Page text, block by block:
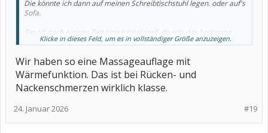
Die könnte ich dann auf meinen Schreibtischstuhl legen. oder auf's
Sofa.
Bin oft nach einiger Zeit sitzen total steif, da wär das bestimmt
ganz gut, grad jetzt wo der Winter vor der Tür steht.
Klicke in dieses Feld, um es in vollständiger Größe anzuzeigen.
Wir haben so eine Massageauflage mit
Wärmefunktion. Das ist bei Rücken- und
Nackenschmerzen wirklich klasse.
#19
24. Januar 2026